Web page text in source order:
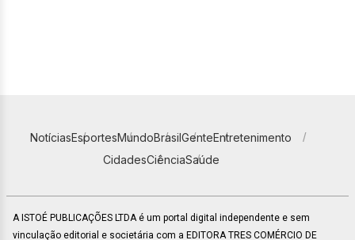
NotíciasEsportesMundoBrasilGenteEntretenimento
CidadesCiênciaSaúde
A ISTOÉ PUBLICAÇÕES LTDA é um portal digital independente e sem
vinculação editorial e societária com a EDITORA TRES COMÉRCIO DE